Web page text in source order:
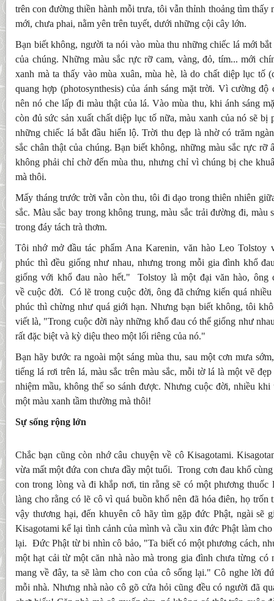
trên con đường thiền hành mỗi trưa, tôi vẫn thỉnh thoảng tìm thấy
mới, chưa phai, nằm yên trên tuyết, dưới những cội cây lớn.
Bạn biết không, người ta nói vào mùa thu những chiếc lá mới bắt
của chúng. Những màu sắc rực rỡ cam, vàng, đỏ, tím... mới
xanh mà ta thấy vào mùa xuân, mùa hè, là do chất diệp lục tố
quang hợp (photosynthesis) của ánh sáng mặt trời. Vì cường độ
nên nó che lấp đi màu thật của lá. Vào mùa thu, khi ánh sáng
còn đủ sức sản xuất chất diệp lục tố nữa, màu xanh của nó sẽ bị
những chiếc lá bắt đầu hiển lộ. Trời thu đẹp là nhờ có trăm
sắc chân thật của chúng. Bạn biết không, những màu sắc rực rỡ
không phải chỉ chờ đến mùa thu, nhưng chỉ vì chúng bị che
mà thôi.
Mấy tháng trước trời vẫn còn thu, tôi đi dạo trong thiên nhiên
sắc. Màu sắc bay trong không trung, màu sắc trải đường đi, màu
trong đáy tách trà thơm.
Tôi nhớ mở đầu tác phẩm Ana Karenin, văn hào Leo Tolstoy
phúc thì đều giống như nhau, nhưng trong mỗi gia đình khổ
giống với khổ đau nào hết." Tolstoy là một đại văn hào, ông
về cuộc đời. Có lẽ trong cuộc đời, ông đã chứng kiến quá
phúc thì chừng như quá giới hạn. Nhưng bạn biết không, tôi
viết là, "Trong cuộc đời này những khổ đau có thể giống như
rất đặc biệt và kỳ diệu theo một lối riêng của nó."
Bạn hãy bước ra ngoài một sáng mùa thu, sau một cơn mưa
tiếng lá rơi trên lá, màu sắc trên màu sắc, mỗi tờ lá là một vẽ
nhiệm mầu, không thể so sánh được. Nhưng cuộc đời, nhiều
một màu xanh tầm thường mà thôi!
Sự sống rộng lớn
Chắc bạn cũng còn nhớ câu chuyện về cô Kisagotami.
vừa mất một đứa con chưa đầy một tuổi. Trong cơn đau khổ
con trong lòng và đi khắp nơi, tin rằng sẽ có một phương thuốc
làng cho rằng có lẽ cô vì quá buồn khổ nên đã hóa điên, họ trốn
vậy thương hại, đến khuyên cô hãy tìm gặp đức Phật, ngài sẽ
Kisagotami kể lại tình cảnh của mình và cầu xin đức Phật làm
lại. Đức Phật từ bi nhìn cô bảo, "Ta biết có một phương cách,
một hạt cải từ một căn nhà nào mà trong gia đình chưa từng
mang về đây, ta sẽ làm cho con của cô sống lại." Cô nghe lời
mỗi nhà. Nhưng nhà nào cô gõ cửa hỏi cũng đều có người đã